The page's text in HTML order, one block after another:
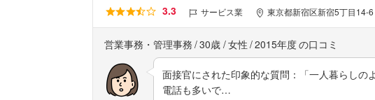
3.3 サービス業 東京都新宿区新宿5丁目14-
営業事務・管理事務 30歳 女性 2015年度
面接官にされた印象的な質問：「一人暮らし
電話も多いで…